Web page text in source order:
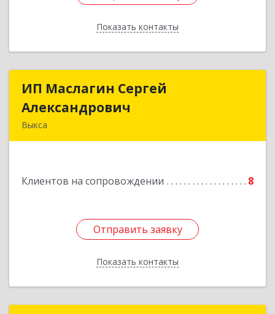
Показать контакты
Назад
ИП Маслагин Сергей
Александрович
Выкса
Клиентов на сопровождении 8
Отправить заявку
Показать контакты
ИП Маслагин Сергей
Подробнее
Отправить заявку
Назад